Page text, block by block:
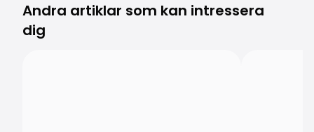
Andra artiklar som kan intressera
dig